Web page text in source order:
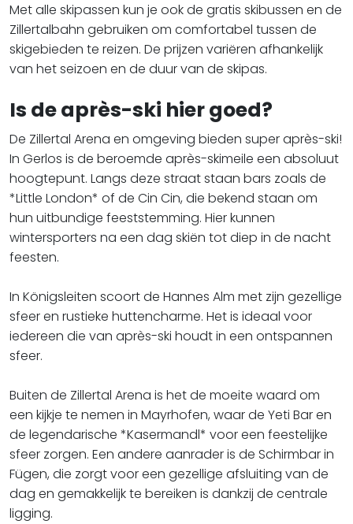
Met alle skipassen kun je ook de gratis skibussen en de
Zillertalbahn gebruiken om comfortabel tussen de
skigebieden te reizen. De prijzen variëren afhankelijk
van het seizoen en de duur van de skipas.
Is de après-ski hier goed?
De Zillertal Arena en omgeving bieden super après-ski!
In Gerlos is de beroemde après-skimeile een absoluut
hoogtepunt. Langs deze straat staan bars zoals de
*Little London* of de Cin Cin, die bekend staan om
hun uitbundige feeststemming. Hier kunnen
wintersporters na een dag skiën tot diep in de nacht
feesten.
In Königsleiten scoort de Hannes Alm met zijn gezellige
sfeer en rustieke huttencharme. Het is ideaal voor
iedereen die van après-ski houdt in een ontspannen
sfeer.
Buiten de Zillertal Arena is het de moeite waard om
een kijkje te nemen in Mayrhofen, waar de Yeti Bar en
de legendarische *Kasermandl* voor een feestelijke
sfeer zorgen. Een andere aanrader is de Schirmbar in
Fügen, die zorgt voor een gezellige afsluiting van de
dag en gemakkelijk te bereiken is dankzij de centrale
ligging.